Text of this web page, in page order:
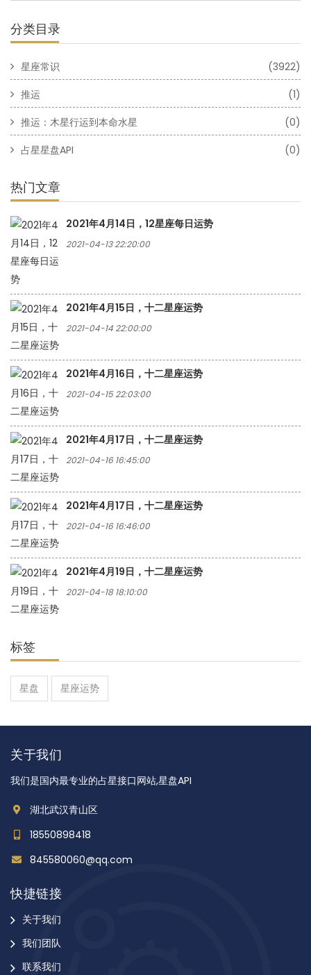
分类目录
星座常识
(3922)
推运
(1)
推运：木星行运到本命水星
(0)
占星星盘API
(0)
热门文章
2021年4月14日，12星座每日运势
2021-04-13 22:20:00
2021年4月15日，十二星座运势
2021-04-14 22:00:00
2021年4月16日，十二星座运势
2021-04-15 22:03:00
2021年4月17日，十二星座运势
2021-04-16 16:45:00
2021年4月17日，十二星座运势
2021-04-16 16:46:00
2021年4月19日，十二星座运势
2021-04-18 18:10:00
标签
星盘 星座运势
关于我们
我们是国内最专业的占星接口网站,星盘API
湖北武汉青山区
18550898418
845580060@qq.com
快捷链接
关于我们
我们团队
联系我们